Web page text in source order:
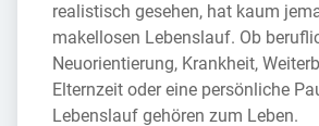
realistisch gesehen, hat kaum
makellosen Lebenslauf. Ob
Neuorientierung, Krankheit,
Elternzeit oder eine persönliche
Lebenslauf gehören zum Leben.